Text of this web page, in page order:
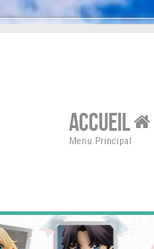
ACCUEIL
Menu Principal